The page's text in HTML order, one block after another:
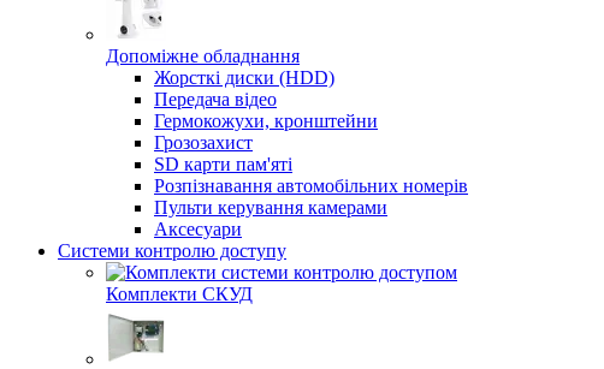
Допоміжне обладнання
Жорсткі диски (HDD)
Передача відео
Гермокожухи, кронштейни
Грозозахист
SD карти пам'яті
Розпізнавання автомобільних номерів
Пульти керування камерами
Aксесуари
Системи контролю доступу
Комплекти СКУД